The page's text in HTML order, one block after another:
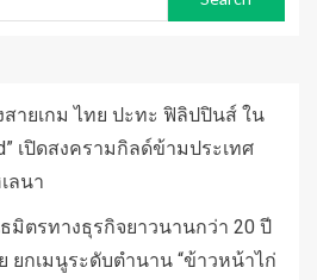
สายเกม ไทย ปะทะ ฟิลิปปินส์ ใน
เปิดสงครามกิลด์ข้ามประเทศ
ลนา
ธมิตรทางธุรกิจยาวนานกว่า 20 ปี
ยกเมนูระดับตำนาน “ข้าวหน้าไก่